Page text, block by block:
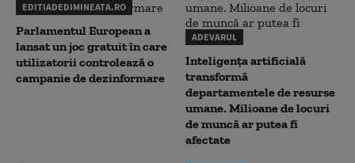
EDITIADEDIMINEATA.RO
Parlamentul European a
lansat un joc gratuit în care
utilizatorii controlează o
campanie de dezinformare
ADEVARUL
Inteligența artificială
transformă
departamentele de resurse
umane. Milioane de locuri
de muncă ar putea fi
afectate